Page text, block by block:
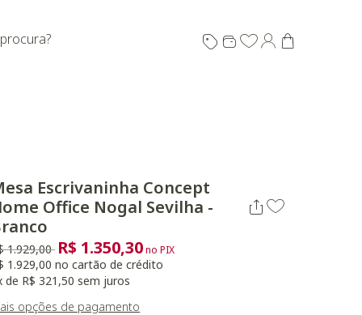
Escrivaninha Concept
Office Nogal Sevilha -
reduzido de
1.929,00 para
R$ 1.350,30no PIX
1.929,00 no cartão de crédito
de R$ 321,50 sem juros
opções de pagamento